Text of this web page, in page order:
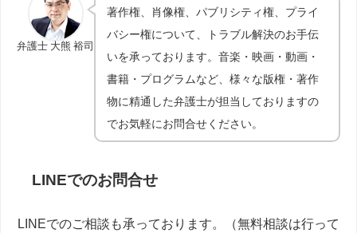
弁護士 大熊 裕司
著作権、肖像権、パブリシティ権、プライ
バシー権について、トラブル解決のお手伝
いを承っております。音楽・映画・動画・
書籍・プログラムなど、様々な版権・著作
物に精通した弁護士が担当しておりますの
でお気軽にお問合せください。
LINEでのお問合せ
LINEでのご相談も承っております。（無料相談は行って